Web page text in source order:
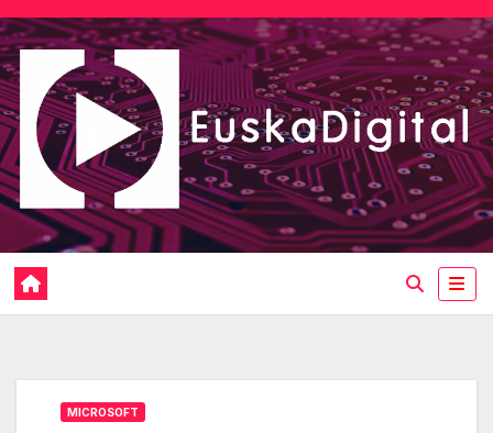
Saltar
al
contenido
MICROSOFT